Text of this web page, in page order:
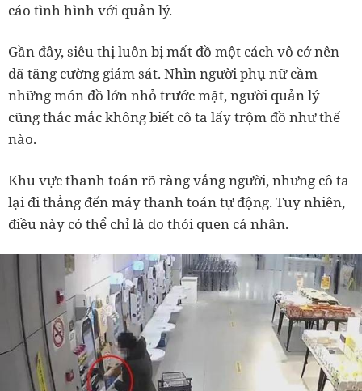
cáo tình hình với quản lý.
Gần đây, siêu thị luôn bị mất đồ một cách vô cớ nên
đã tăng cường giám sát. Nhìn người phụ nữ cầm
những món đồ lớn nhỏ trước mặt, người quản lý
cũng thắc mắc không biết cô ta lấy trộm đồ như thế
nào.
Khu vực thanh toán rõ ràng vắng người, nhưng cô ta
lại đi thẳng đến máy thanh toán tự động. Tuy nhiên,
điều này có thể chỉ là do thói quen cá nhân.